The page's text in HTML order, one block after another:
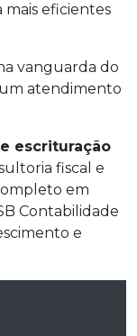
mais eficientes
vanguarda do
atendimento
escrituração
fiscal e
em
Contabilidade
e